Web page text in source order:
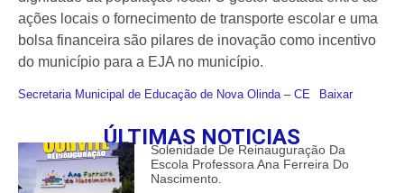
ações locais o fornecimento de transporte escolar e uma
bolsa financeira são pilares de inovação como incentivo
do município para a EJA no município.
Secretaria Municipal de Educação de Nova Olinda – CE Baixar
ÚLTIMAS NOTICIAS
Solenidade De Reinauguração Da
Escola Professora Ana Ferreira Do
Nascimento.